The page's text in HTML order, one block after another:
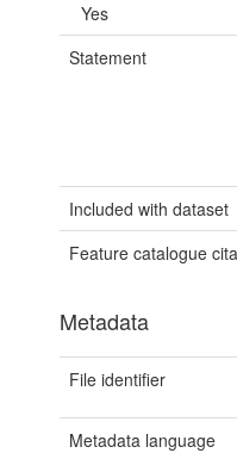
Yes
Statement
Included with dataset
Feature catalogue
Metadata
File identifier
Metadata language